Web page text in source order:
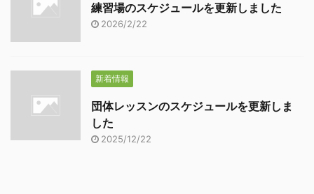
練習場のスケジュールを更新しました
2026/2/22
新着情報
団体レッスンのスケジュールを更新しま
した
2025/12/22